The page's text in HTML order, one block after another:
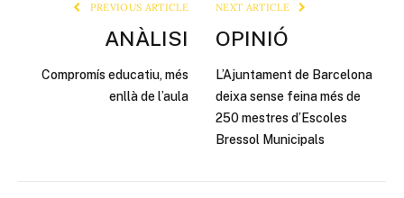
PREVIOUS ARTICLE
ANÀLISI
Compromís educatiu, més
enllà de l’aula
NEXT ARTICLE
OPINIÓ
L’Ajuntament de Barcelona
deixa sense feina més de
250 mestres d’Escoles
Bressol Municipals